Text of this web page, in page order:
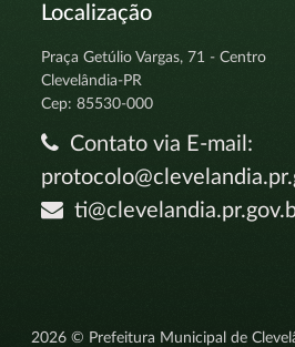
Localização
Praça Getúlio Vargas, 71 - Centro
Clevelândia-PR
Cep: 85530-000
Contato via E-mail:
2026 © Prefeitura Municipal de